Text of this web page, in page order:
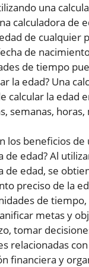
una
calculadora de
de cualquier
de
de tiempo
la edad? Una
calcular la edad
semanas,
los beneficios de
de edad? Al
de edad, se
preciso de la
de tiempo,
metas y
tomar
relacionadas con
financiera y